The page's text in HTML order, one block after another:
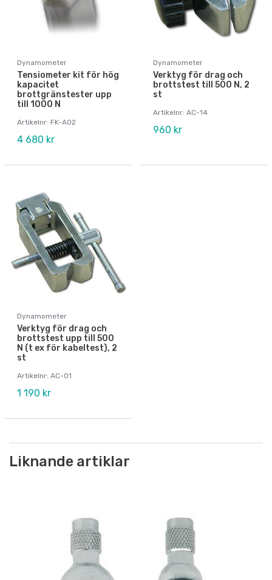
Dynamometer
Tensiometer kit för hög
kapacitet
brottgränstester upp
till 1000 N
Artikelnr: FK-A02
4 680 kr
Dynamometer
Verktyg för drag och
brottstest till 500 N, 2
st
Artikelnr: AC-14
960 kr
Dynamometer
Verktyg för drag och
brottstest upp till 500
N (t ex för kabeltest), 2
st
Artikelnr: AC-01
1 190 kr
Liknande artiklar